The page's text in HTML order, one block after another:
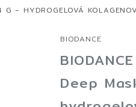
– HYDROGELOVÁ
BIODANCE
Deep